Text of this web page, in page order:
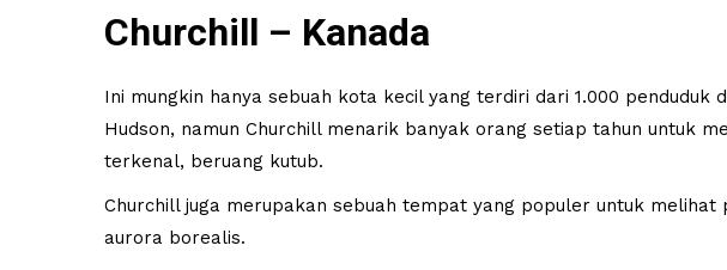
Churchill – Kanada
Ini mungkin hanya sebuah kota kecil yang terdiri dari 1.000 penduduk
Hudson, namun Churchill menarik banyak orang setiap tahun untuk
terkenal, beruang kutub.
Churchill juga merupakan sebuah tempat yang populer untuk melihat
aurora borealis.